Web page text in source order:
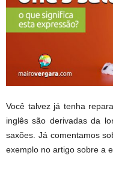
Você talvez já tenha
inglês são derivadas da
saxões. Já comentamos
exemplo no artigo sobre a